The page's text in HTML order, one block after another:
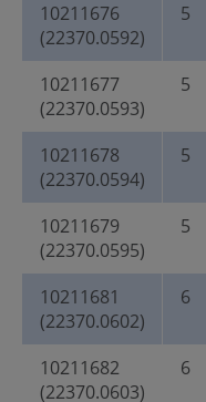
10211676
(22370.0592)
5
10211677
(22370.0593)
5
10211678
(22370.0594)
5
10211679
(22370.0595)
5
10211681
(22370.0602)
6
10211682
(22370.0603)
6